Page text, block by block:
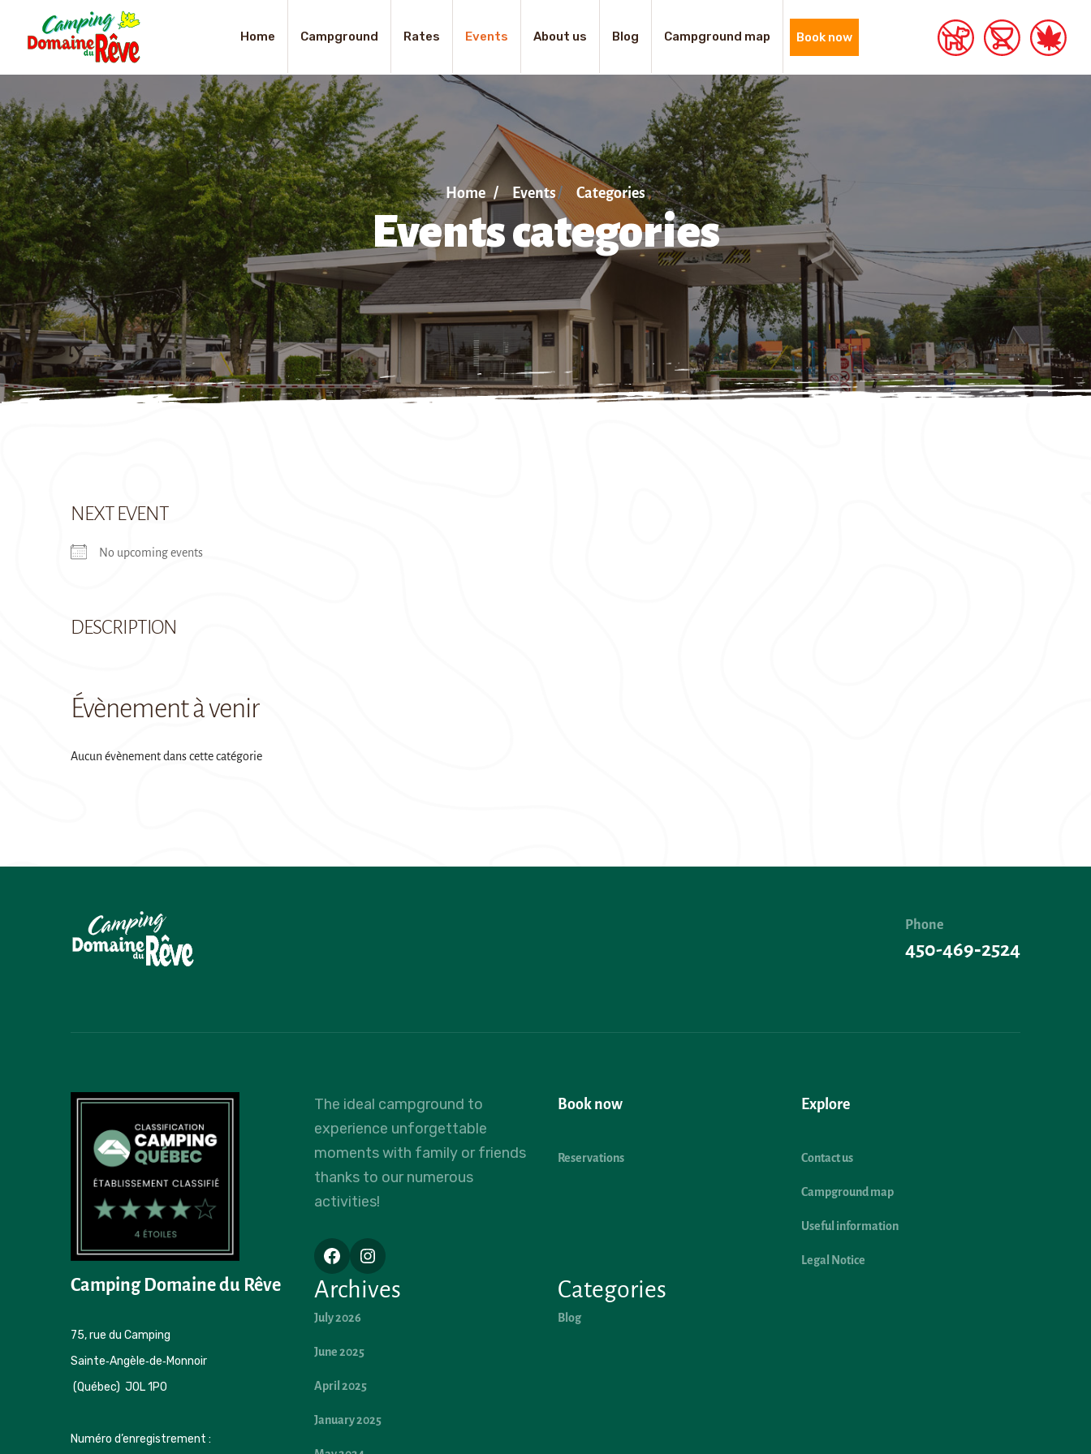
Home Campground Rates Events About us Blog Campground map Book now
Home Events Categories
Events categories
NEXT EVENT
No upcoming events
DESCRIPTION
Évènement à venir
Aucun évènement dans cette catégorie
Phone
450-469‑2524
The ideal campground to
experience unforgettable
moments with family or friends
thanks to our numerous
activities!
Book now
Reservations
Explore
Contact us
Campground map
Useful information
Legal Notice
Camping Domaine du Rêve
75, rue du Camping
Sainte‑Angèle‑de‑Monnoir
(Québec)  J0L 1P0
Numéro d’enregistrement :
Archives
July 2026
June 2025
April 2025
January 2025
Categories
Blog